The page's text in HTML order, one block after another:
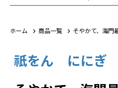
ホーム 商品一覧 そやかて、海門
祇をん ににぎ